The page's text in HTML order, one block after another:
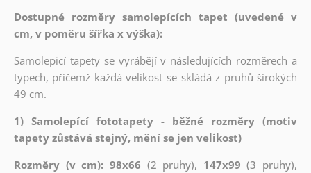
Dostupné rozměry samolepících tapet (uvedené v
cm, v poměru šířka x výška):
Samolepicí tapety se vyrábějí v následujících rozměrech a
typech, přičemž každá velikost se skládá z pruhů širokých
49 cm.
1) Samolepící fototapety - běžné rozměry (motiv
tapety zůstává stejný, mění se jen velikost)
Rozměry (v cm): 98x66 (2 pruhy), 147x99 (3 pruhy),